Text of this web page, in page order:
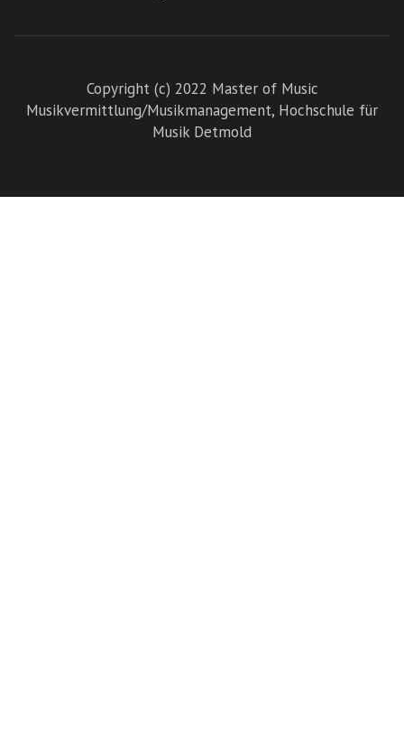
Copyright (c) 2022 Master of Music
Musikvermittlung/Musikmanagement, Hochschule für
Musik Detmold